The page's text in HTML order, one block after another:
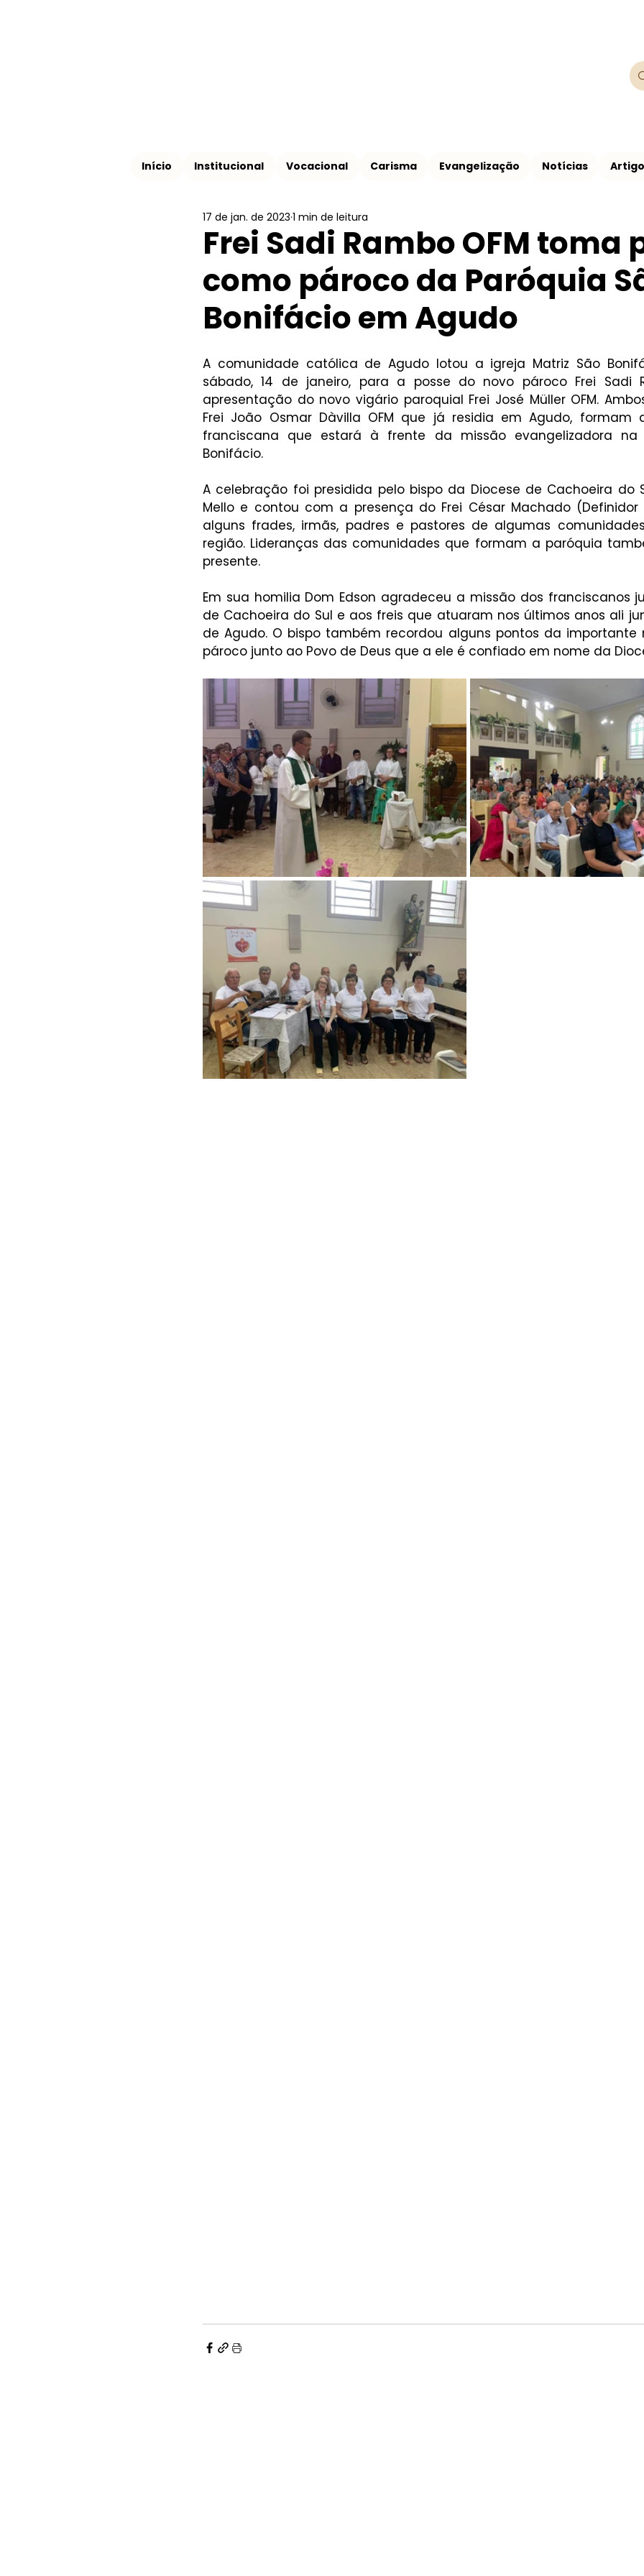
Início Institucional Vocacional Carisma Evangelização Notícias
Frei Sadi Rambo OFM toma
como pároco da Paróquia
Bonifácio em Agudo
17 de jan. de 2023 1 min de leitura
A comunidade católica de Agudo lotou a igreja Matriz São
sábado, 14 de janeiro, para a posse do novo pároco Frei Sadi
apresentação do novo vigário paroquial Frei José Müller OFM.
Frei João Osmar Dàvilla OFM que já residia em Agudo, formam
franciscana que estará à frente da missão evangelizadora na
Bonifácio.
A celebração foi presidida pelo bispo da Diocese de Cachoeira do
Mello e contou com a presença do Frei César Machado (Definidor
alguns frades, irmãs, padres e pastores de algumas
região. Lideranças das comunidades que formam a paróquia
presente.
Em sua homilia Dom Edson agradeceu a missão dos franciscanos
de Cachoeira do Sul e aos freis que atuaram nos últimos anos ali
de Agudo. O bispo também recordou alguns pontos da importante
pároco junto ao Povo de Deus que a ele é confiado em nome da